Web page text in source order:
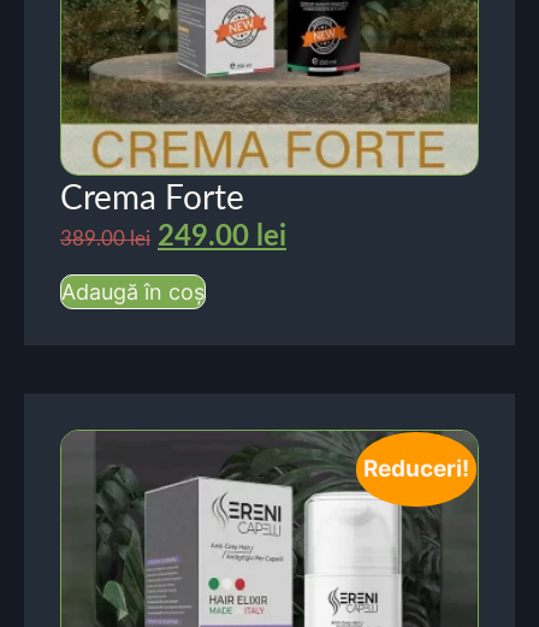
Crema Forte
389.00lei 249.00 lei
Adaugă în coș
Reduceri!